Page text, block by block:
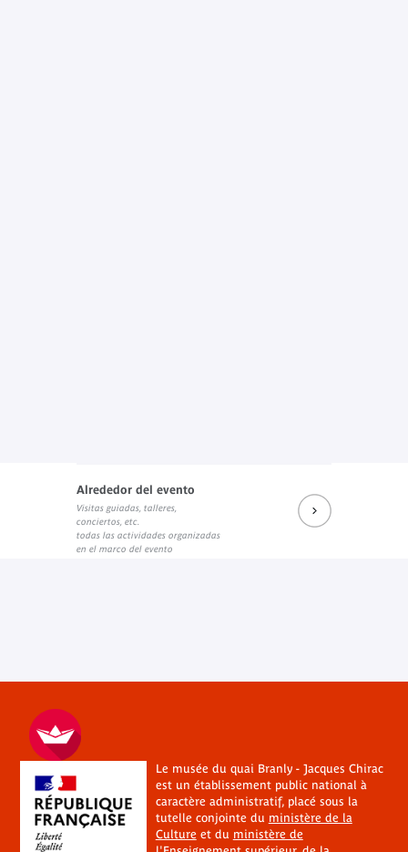
Alrededor del evento
Visitas guiadas, talleres,
conciertos, etc.
todas las actividades organizadas
en el marco del evento
Le musée du quai Branly - Jacques Chirac
est un établissement public national à
caractère administratif, placé sous la
tutelle conjointe du ministère de la
Cultureet du ministère de